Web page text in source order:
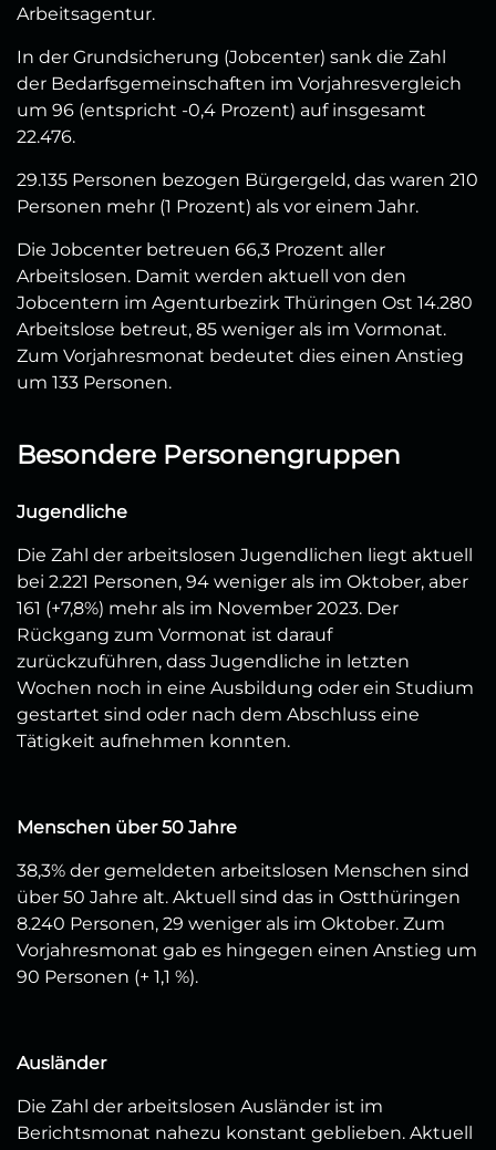
Arbeitsagentur.
In der Grundsicherung (Jobcenter) sank die Zahl
der Bedarfsgemeinschaften im Vorjahresvergleich
um 96 (entspricht -0,4 Prozent) auf insgesamt
22.476.
29.135 Personen bezogen Bürgergeld, das waren 210
Personen mehr (1 Prozent) als vor einem Jahr.
Die Jobcenter betreuen 66,3 Prozent aller
Arbeitslosen. Damit werden aktuell von den
Jobcentern im Agenturbezirk Thüringen Ost 14.280
Arbeitslose betreut, 85 weniger als im Vormonat.
Zum Vorjahresmonat bedeutet dies einen Anstieg
um 133 Personen.
Besondere Personengruppen
Jugendliche
Die Zahl der arbeitslosen Jugendlichen liegt aktuell
bei 2.221 Personen, 94 weniger als im Oktober, aber
161 (+7,8%) mehr als im November 2023. Der
Rückgang zum Vormonat ist darauf
zurückzuführen, dass Jugendliche in letzten
Wochen noch in eine Ausbildung oder ein Studium
gestartet sind oder nach dem Abschluss eine
Tätigkeit aufnehmen konnten.
Menschen über 50 Jahre
38,3% der gemeldeten arbeitslosen Menschen sind
über 50 Jahre alt. Aktuell sind das in Ostthüringen
8.240 Personen, 29 weniger als im Oktober. Zum
Vorjahresmonat gab es hingegen einen Anstieg um
90 Personen (+ 1,1 %).
Ausländer
Die Zahl der arbeitslosen Ausländer ist im
Berichtsmonat nahezu konstant geblieben. Aktuell